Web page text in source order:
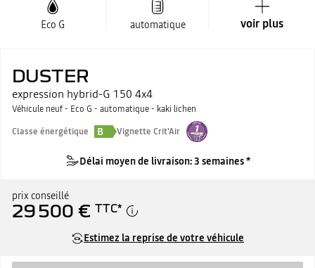
Eco G automatique voir plus
DUSTER
expression hybrid-G 150 4x4
Véhicule neuf - Eco G - automatique - kaki lichen
Classe énergétique
B Vignette Crit'Air
Délai moyen de livraison: 3 semaines *
prix conseillé
29 500 € TTC*
Estimez la reprise de votre véhicule